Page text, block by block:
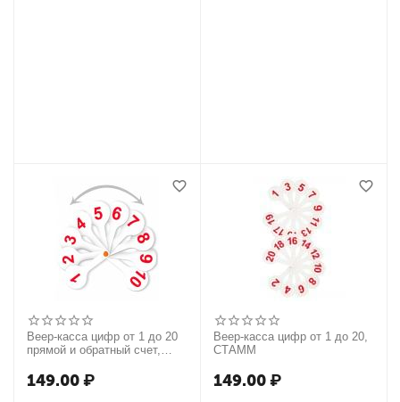
Веер-касса цифр от 1 до 20
прямой и обратный счет,
149.00₽
Веер-касса цифр от 1 до 20,
СТАММ
149.00₽